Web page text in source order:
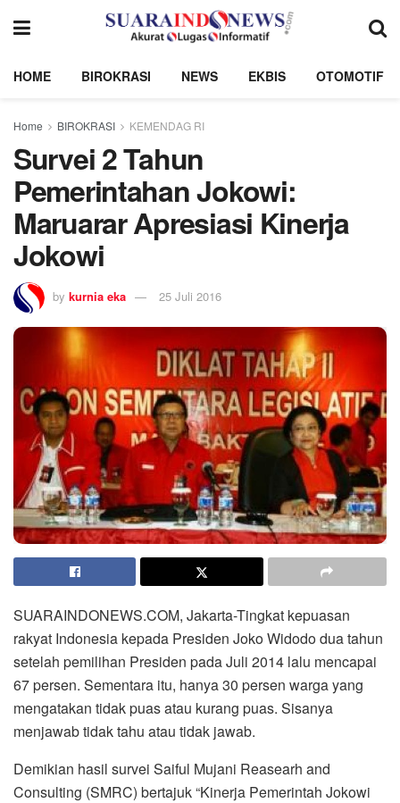
HOME BIROKRASI NEWS EKBIS OTOMOTIF
Home BIROKRASI KEMENDAG RI
Survei 2 Tahun
Pemerintahan Jokowi:
Maruarar Apresiasi Kinerja
Jokowi
by kurnia eka 25 Juli 2016
SUARAINDONEWS.COM, Jakarta-Tingkat kepuasan
rakyat Indonesia kepada Presiden Joko Widodo dua tahun
setelah pemilihan Presiden pada Juli 2014 lalu mencapai
67 persen. Sementara itu, hanya 30 persen warga yang
mengatakan tidak puas atau kurang puas. Sisanya
menjawab tidak tahu atau tidak jawab.
Demikian hasil survei Saiful Mujani Reasearh and
Consulting (SMRC) bertajuk “Kinerja Pemerintah Jokowi